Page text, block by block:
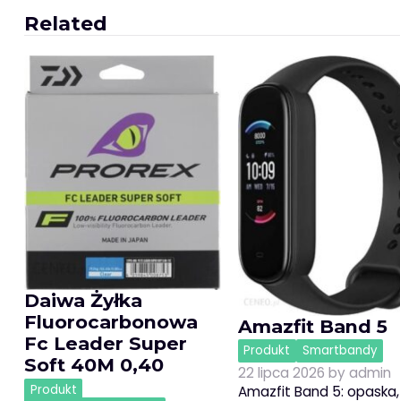
Related
Daiwa Żyłka
Fluorocarbonowa
Fc Leader Super
Soft 40M 0,40
Produkt
Amazfit Band 5
Produkt Smartbandy
22 lipca 2026 byadmin
Amazfit Band 5: opaska,